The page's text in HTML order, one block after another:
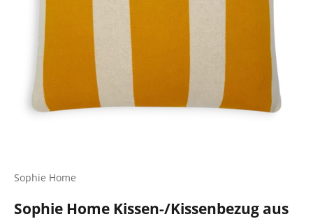
Sophie Home
Sophie Home Kissen-/Kissenbezug aus